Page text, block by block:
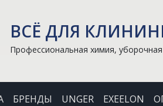
ВСЁ ДЛЯ
Профессиональная химия,
БРЕНДЫ UNGER EXEELON